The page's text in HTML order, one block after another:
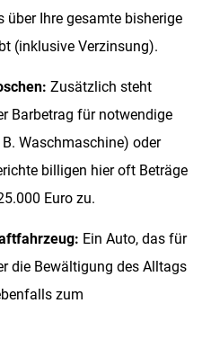
über Ihre gesamte bisherige
(inklusive Verzinsung).
Zusätzlich steht
Barbetrag für notwendige
Waschmaschine) oder
billigen hier oft Beträge
Euro zu.
Ein Auto, das für
die Bewältigung des Alltags
zum